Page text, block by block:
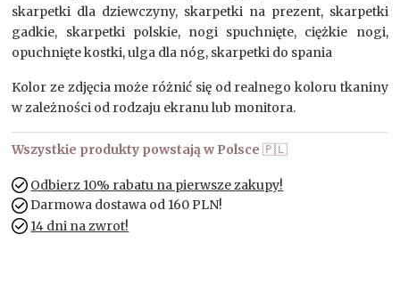
skarpetki dla dziewczyny, skarpetki na prezent, skarpetki
gadkie, skarpetki polskie, nogi spuchnięte, ciężkie nogi,
opuchnięte kostki, ulga dla nóg, skarpetki do spania
Kolor ze zdjęcia może różnić się od realnego koloru tkaniny
w zależności od rodzaju ekranu lub monitora.
Wszystkie produkty powstają w Polsce 🇵🇱
Odbierz 10% rabatu na pierwsze zakupy!
Darmowa dostawa od 160 PLN!
14 dni na zwrot!